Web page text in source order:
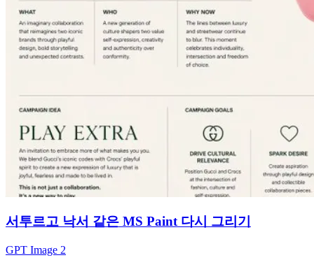
서투르고 낙서 같은 MS Paint 다시 그리기
GPT Image 2